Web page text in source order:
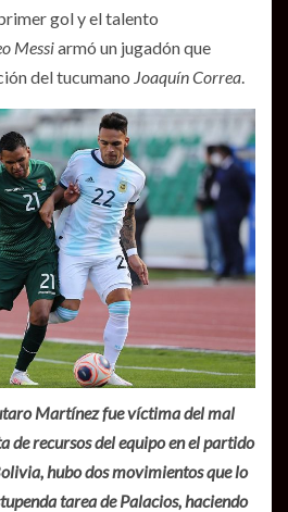
gol y el talento
Messiarmó un jugadón que
del tucumano Joaquín Correa
Martínez fue víctima del mal
de recursos del equipo en el partido
hubo dos movimientos que lo
tarea de Palacios, haciendo